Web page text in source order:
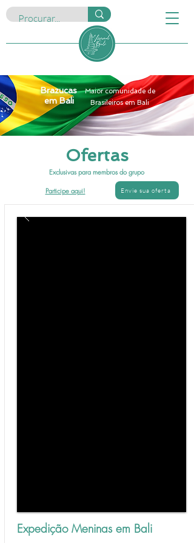
Maior comunidade de
Brasileiros em Bali
Brazucas
em Bali
Ofertas
Exclusivas para membros do grupo
Participe aqui! Envie sua oferta
Expedição Meninas em Bali